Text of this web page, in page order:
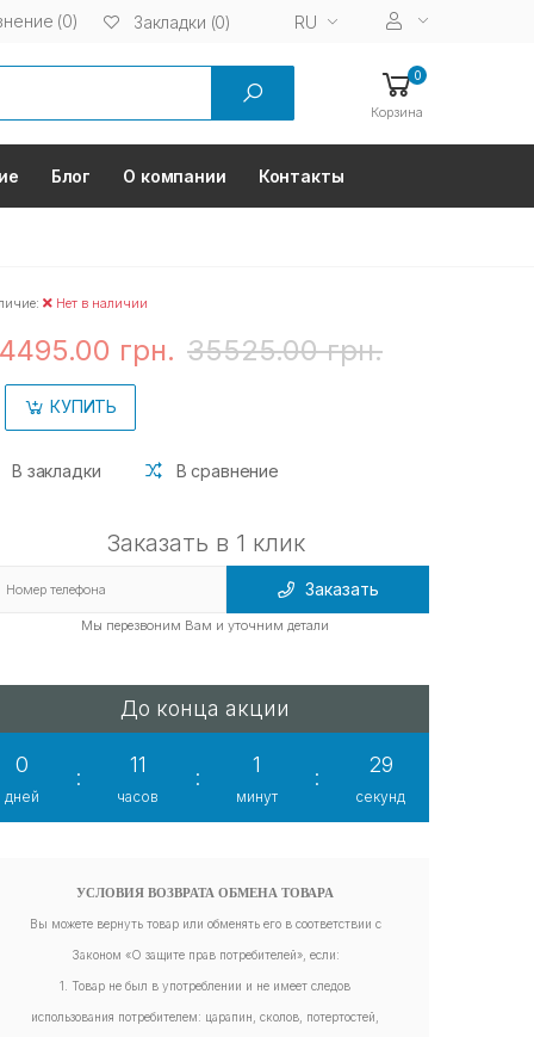
(0) Закладки (0) RU
0
Корзина
Блог О компании Контакты
Нет в наличии
грн. 35525.00 грн.
КУПИТЬ
В закладки В сравнение
Заказать в 1 клик
Заказать
Мы перезвоним Вам и уточним детали
До конца акции
0
дней
:
11
часов
:
1
минут
:
29
секунд
УСЛОВИЯ ВОЗВРАТА ОБМЕНА ТОВАРА
Вы можете вернуть товар или обменять его в соответствии с
Законом «О защите прав потребителей», если:
1. Товар не был в употреблении и не имеет следов
использования потребителем: царапин, сколов, потертостей,